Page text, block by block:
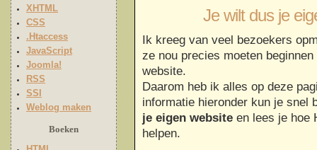
Je wilt dus je
Ik kreeg van veel bezoekers
ze nou precies moeten
website.
Daarom heb ik alles op deze
informatie hieronder kun je snel
je eigen website en lees je hoe
helpen.
XHTML
CSS
.Htaccess
JavaScript
Joomla!
RSS
SSI
Weblog maken
Boeken